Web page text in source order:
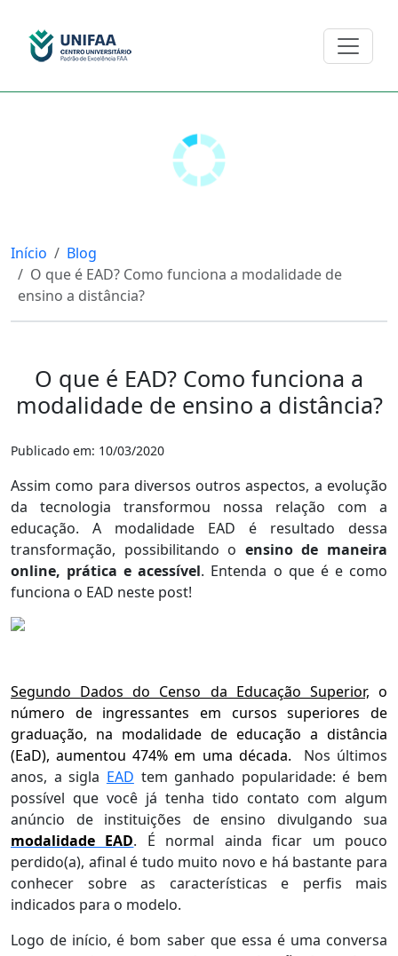
Início
Blog
O que é EAD? Como funciona a modalidade de
ensino a distância?
O que é EAD? Como funciona a
modalidade de ensino a distância?
Publicado em: 10/03/2020
Assim como para diversos outros aspectos, a evolução
da tecnologia transformou nossa relação com a
educação. A modalidade EAD é resultado dessa
transformação, possibilitando o ensino de maneira
online, prática e acessível. Entenda o que é e como
funciona o EAD neste post!
Segundo Dados do Censo da Educação Superior, o
número de ingressantes em cursos superiores de
graduação, na modalidade de educação a distância
(EaD), aumentou 474% em uma década. Nos últimos
anos, a sigla EAD tem ganhado popularidade: é bem
possível que você já tenha tido contato com algum
anúncio de instituições de ensino divulgando sua
modalidade EAD. É normal ainda ficar um pouco
perdido(a), afinal é tudo muito novo e há bastante para
conhecer sobre as características e perfis mais
indicados para o modelo.
Logo de início, é bom saber que essa é uma conversa